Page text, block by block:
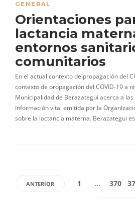
GENERAL
Orientaciones
lactancia
entornos
comunitarios
En el actual contexto de propagación del
contexto de propagación del COVID-19 a
Municipalidad de Berazategui acerca a
información vital emitida por la
sobre la lactancia materna. Berazategui
ANTERIOR 1 … 370